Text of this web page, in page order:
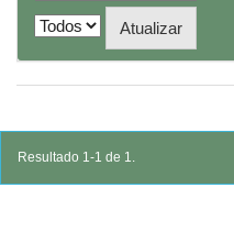
Resultado 1-1 de 1.